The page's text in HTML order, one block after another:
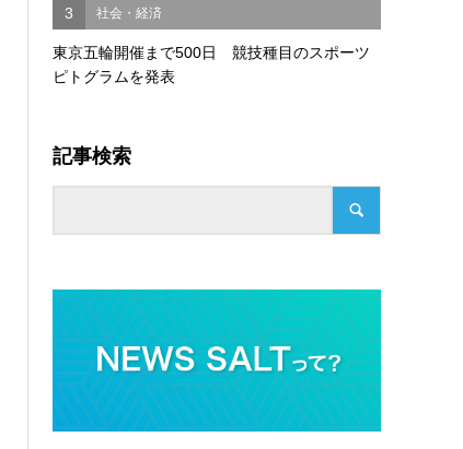
3 社会・経済
東京五輪開催まで500日 競技種目のスポーツ
ピトグラムを発表
記事検索